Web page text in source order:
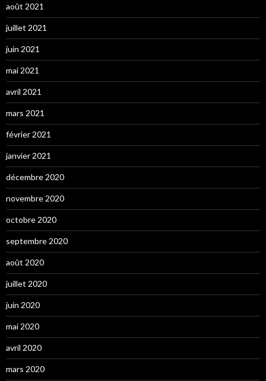
août 2021
juillet 2021
juin 2021
mai 2021
avril 2021
mars 2021
février 2021
janvier 2021
décembre 2020
novembre 2020
octobre 2020
septembre 2020
août 2020
juillet 2020
juin 2020
mai 2020
avril 2020
mars 2020